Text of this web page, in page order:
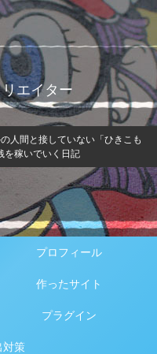
エイター
人間と接していない「ひきこも
を稼いでいく日記
プロフィール
作ったサイト
プラグイン
対策